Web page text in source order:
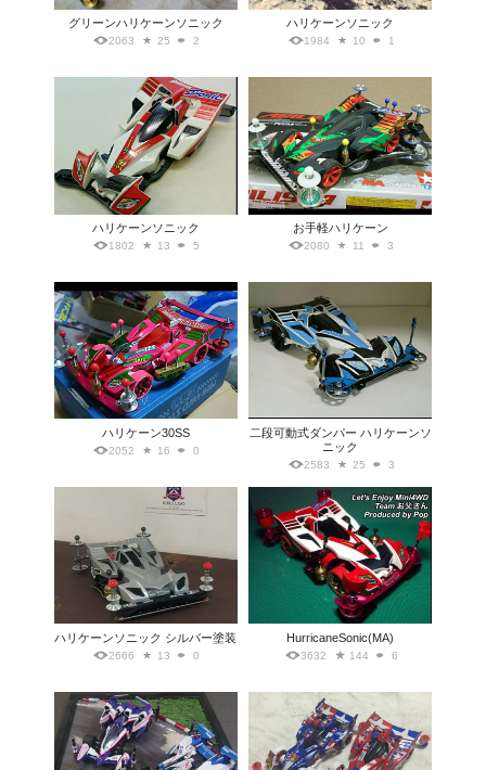
グリーンハリケーンソニック
2063 25 2
ハリケーンソニック
1984 10 1
ハリケーンソニック
1802 13 5
お手軽ハリケーン
2080 11 3
ハリケーン30SS
2052 16 0
二段可動式ダンパー ハリケーンソ
ニック
2583 25 3
ハリケーンソニック シルバー塗装
2666 13 0
HurricaneSonic(MA)
3632 144 6